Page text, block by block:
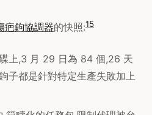
疤鉤協調器的快照:15
上,3 月 29 日為 84 個,26 天
子都是針對特定生產失敗加上